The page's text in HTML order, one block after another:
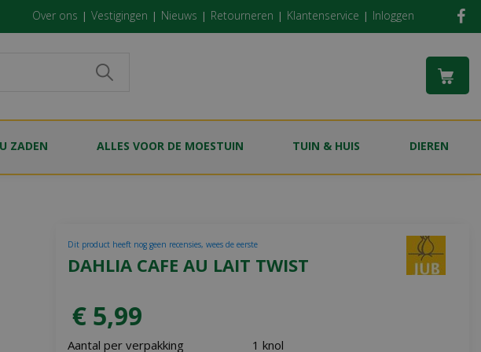
Over ons Vestigingen Nieuws Retourneren Klantenservice Inloggen
ZADEN ALLES VOOR DE MOESTUIN TUIN & HUIS DIEREN
DAHLIA CAFE AU LAIT TWIST
Dit product heeft nog geen recensies, wees de eerste
€ 5,99
Aantal per verpakking 1 knol